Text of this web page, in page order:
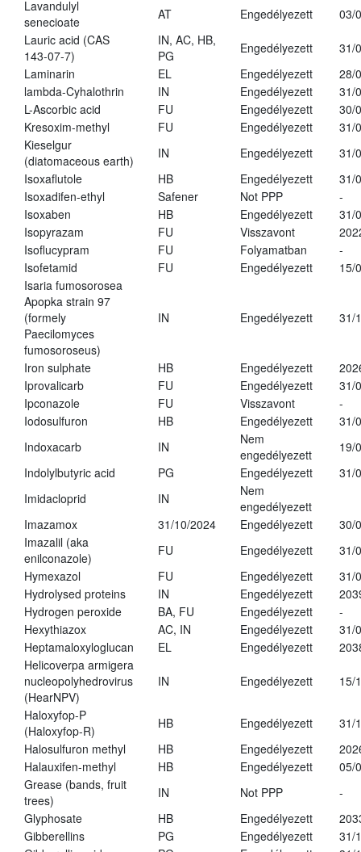
Lavandulyl
senecioate
AT Engedélyezett
03/
Lauric acid (CAS
143-07-7)
IN, AC, HB,
PG
Engedélyezett
31/
Laminarin
EL Engedélyezett
28/
lambda-Cyhalothrin
IN Engedélyezett
31/
L-Ascorbic acid
FU Engedélyezett
30/
Kresoxim-methyl
FU Engedélyezett
31/
Kieselgur
(diatomaceous earth)
IN Engedélyezett
31/
Isoxaflutole
HB Engedélyezett
31/
Isoxadifen-ethyl
Safener Not PPP
-
Isoxaben
HB Engedélyezett
31/
Isopyrazam
FU Visszavont
Isoflucypram
FU Folyamatban
-
Isofetamid
FU Engedélyezett
15/
Isaria fumosorosea
Apopka strain 97
(formely
Paecilomyces
fumosoroseus)
IN Engedélyezett 31/
Iron sulphate HB Engedélyezett
Iprovalicarb
FU Engedélyezett
31/
Ipconazole
FU Visszavont
-
Iodosulfuron
HB Engedélyezett
31/
Indoxacarb
IN
Nem
engedélyezett
19/
Indolylbutyric acid
PG Engedélyezett
31/
Imidacloprid
IN
Nem
engedélyezett
Imazamox
31/10/2024 Engedélyezett
30/
Imazalil (aka
enilconazole)
FU Engedélyezett
31/
Hymexazol
FU Engedélyezett
31/
Hydrolysed proteins
IN Engedélyezett
Hydrogen peroxide
BA, FU Engedélyezett
-
Hexythiazox
AC, IN Engedélyezett
31/
Heptamaloxyloglucan
EL Engedélyezett
Helicoverpa armigera
nucleopolyhedrovirus
(HearNPV)
IN Engedélyezett 15/
Haloxyfop-P
(Haloxyfop-R)
HB Engedélyezett
31/
Halosulfuron methyl
HB Engedélyezett
Halauxifen-methyl
HB Engedélyezett
05/
Grease (bands, fruit
trees)
IN Not PPP
-
Glyphosate
HB Engedélyezett
Gibberellins
PG Engedélyezett
31/